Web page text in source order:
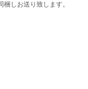
しお送り致します。